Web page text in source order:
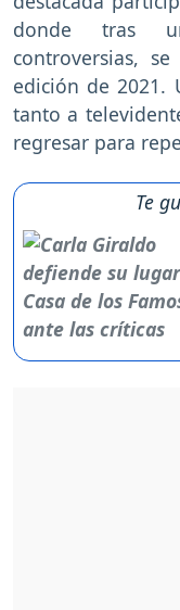
donde tras
controversias,
edición de 2021.
tanto a
regresar para
Te